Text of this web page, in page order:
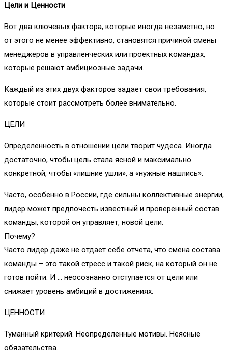
Цели и Ценности
Вот два ключевых фактора, которые иногда незаметно, но
от этого не менее эффективно, становятся причиной смены
менеджеров в управленческих или проектных командах,
которые решают амбициозные задачи.
Каждый из этих двух факторов задает свои требования,
которые стоит рассмотреть более внимательно.
ЦЕЛИ
Определенность в отношении цели творит чудеса. Иногда
достаточно, чтобы цель стала ясной и максимально
конкретной, чтобы «лишние ушли», а «нужные нашлись».
Часто, особенно в России, где сильны коллективные энергии,
лидер может предпочесть известный и проверенный состав
команды, которой он управляет, новой цели.
Почему?
Часто лидер даже не отдает себе отчета, что смена состава
команды – это такой стресс и такой риск, на который он не
готов пойти. И … неосознанно отступается от цели или
снижает уровень амбиций в достижениях.
ЦЕННОСТИ
Туманный критерий. Неопределенные мотивы. Неясные
обязательства.